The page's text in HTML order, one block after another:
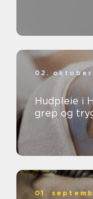
02. oktober
Hudpleie i
grep og
01.